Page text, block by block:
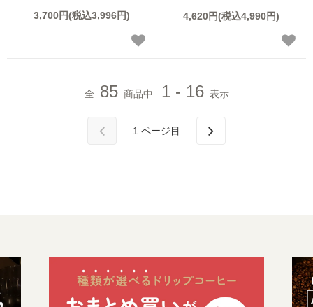
3,700円(税込3,996円) 4,620円(税込4,990円)
全 85 商品中 1 - 16 表示
1 ページ目